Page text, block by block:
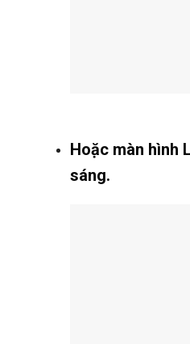
Hoặc màn hình
sáng.